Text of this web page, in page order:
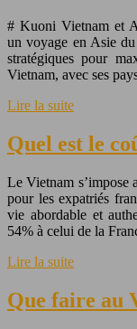
# Kuoni Vietnam et
un voyage en Asie
stratégiques pour
Vietnam, avec ses
Lire la suite
Quel est le
Le Vietnam s’impose
pour les expatriés
vie abordable et
54% à celui de la
Lire la suite
Que faire au